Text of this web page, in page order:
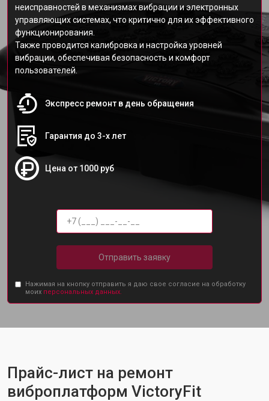
неисправностей в механизмах вибрации и электронных
управляющих системах, что критично для их эффективного
функционирования.
Также проводится калибровка и настройка уровней
вибрации, обеспечивая безопасность и комфорт
пользователей.
Экспресс ремонт в день обращения
Гарантия до 3-х лет
Цена от 1000 руб
Отправить заявку
Нажимая на кнопку отправить я даю свое согласие на обработку
моих персональных данных.
Прайс-лист на ремонт
виброплатформ VictoryFit